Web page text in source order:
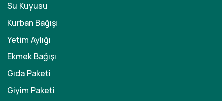
Su Kuyusu
Kurban Bağışı
Yetim Aylığı
Ekmek Bağışı
Gıda Paketi
Giyim Paketi